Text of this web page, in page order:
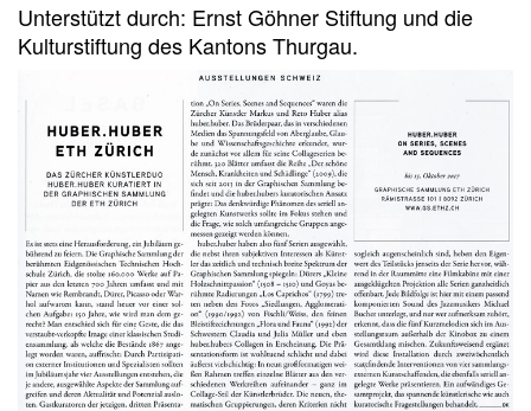
Unterstützt durch: Ernst Göhner Stiftung und die
Kulturstiftung des Kantons Thurgau.